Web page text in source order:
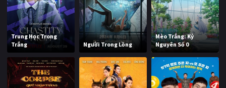
Trung Học Trong
Trắng
Người Trong Lồng
Mèo Trắng: Kỷ
Nguyên Số 0